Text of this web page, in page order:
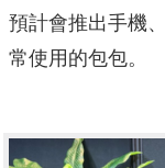
預計會推出手機
常使用的包包。